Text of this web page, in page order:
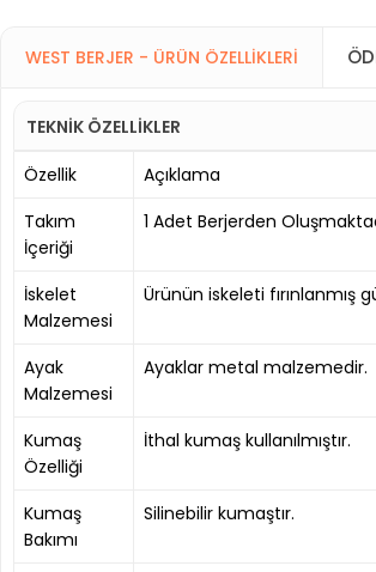
WEST BERJER - ÜRÜN ÖZELLIKLERI
TEKNİK ÖZELLİKLER
Özellik
Açıklama
Takım
İçeriği
1 Adet Berjerden
İskelet
Malzemesi
Ürünün iskeleti fırınlanmış
Ayak
Malzemesi
Ayaklar metal malzemedir.
Kumaş
Özelliği
İthal kumaş kullanılmıştır.
Kumaş
Bakımı
Silinebilir kumaştır.